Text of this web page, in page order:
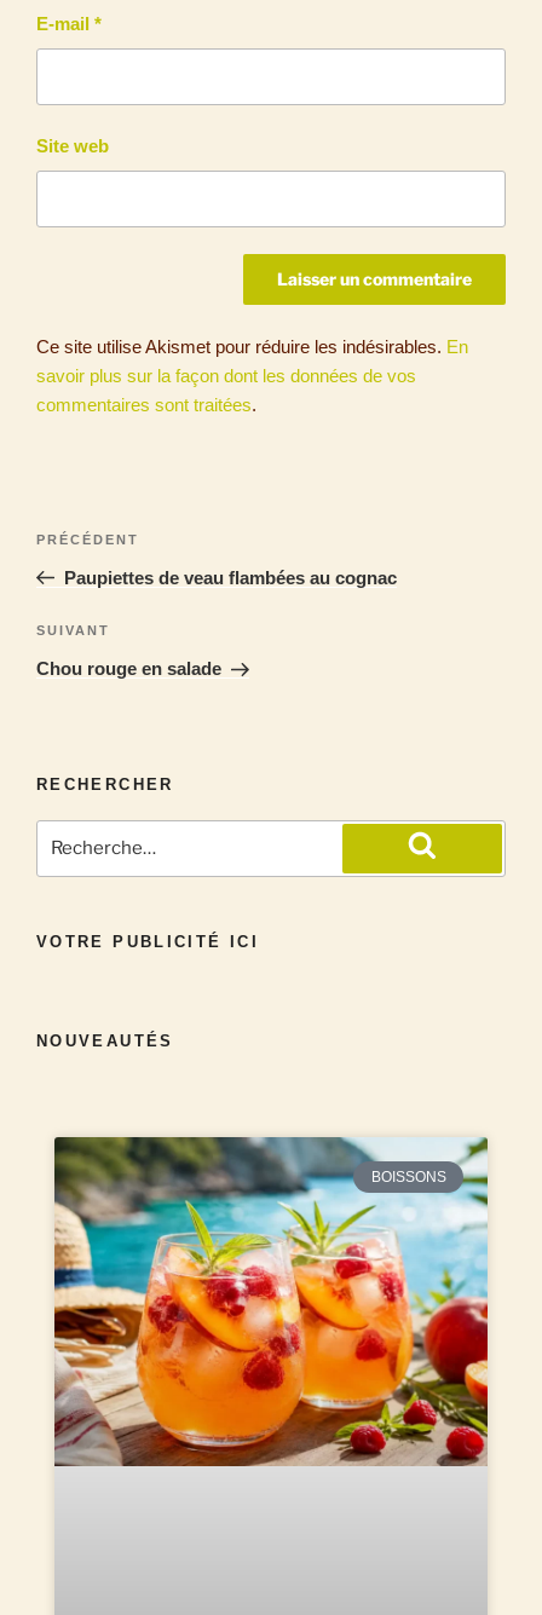
E-mail *
Site web
Ce site utilise Akismet pour réduire les indésirables. En
savoir plus sur la façon dont les données de vos
commentaires sont traitées.
PRÉCÉDENT
Paupiettes de veau flambées au cognac
SUIVANT
Chou rouge en salade
RECHERCHER
VOTRE PUBLICITÉ ICI
NOUVEAUTÉS
BOISSONS